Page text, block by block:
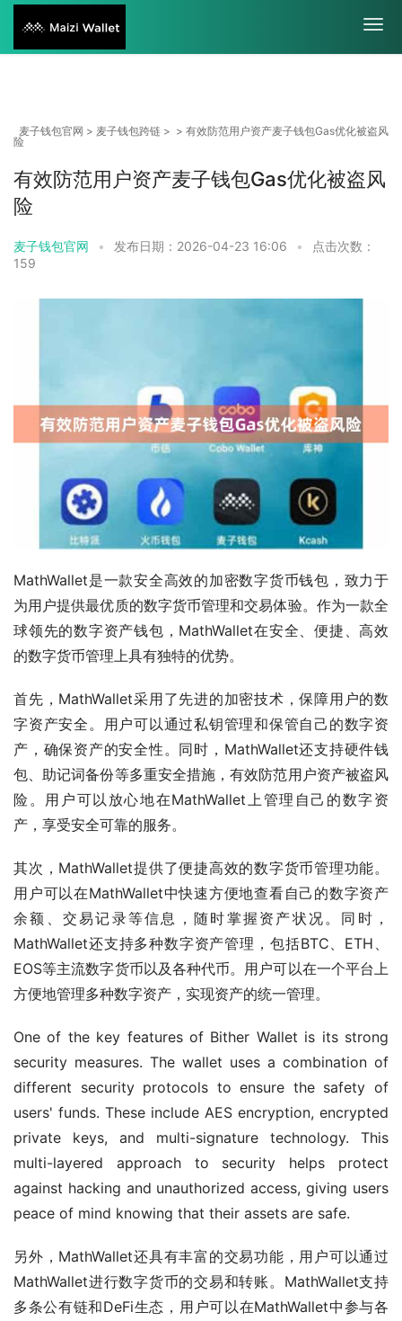
麦子钱包官网 > 麦子钱包跨链 > > 有效防范用户资产麦子钱包Gas优化被盗风
险
有效防范用户资产麦子钱包Gas优化被盗风
险
麦子钱包官网 • 发布日期：2026-04-23 16:06 •
点击次数：
159
MathWallet是一款安全高效的加密数字货币钱包，致力于
为用户提供最优质的数字货币管理和交易体验。作为一款全
球领先的数字资产钱包，MathWallet在安全、便捷、高效
的数字货币管理上具有独特的优势。
首先，MathWallet采用了先进的加密技术，保障用户的数
字资产安全。用户可以通过私钥管理和保管自己的数字资
产，确保资产的安全性。同时，MathWallet还支持硬件钱
包、助记词备份等多重安全措施，有效防范用户资产被盗风
险。用户可以放心地在MathWallet上管理自己的数字资
产，享受安全可靠的服务。
其次，MathWallet提供了便捷高效的数字货币管理功能。
用户可以在MathWallet中快速方便地查看自己的数字资产
余额、交易记录等信息，随时掌握资产状况。同时，
MathWallet还支持多种数字资产管理，包括BTC、ETH、
EOS等主流数字货币以及各种代币。用户可以在一个平台上
方便地管理多种数字资产，实现资产的统一管理。
One of the key features of Bither Wallet is its strong
security measures. The wallet uses a combination of
different security protocols to ensure the safety of
users' funds. These include AES encryption, encrypted
private keys, and multi-signature technology. This
multi-layered approach to security helps protect
against hacking and unauthorized access, giving users
peace of mind knowing that their assets are safe.
另外，MathWallet还具有丰富的交易功能，用户可以通过
MathWallet进行数字货币的交易和转账。MathWallet支持
多条公有链和DeFi生态，用户可以在MathWallet中参与各